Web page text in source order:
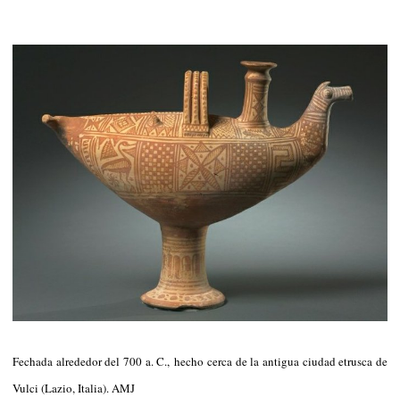
Fechada alrededor del 700 a. C., hecho cerca de la antigua ciudad etrusca de
Vulci (Lazio, Italia). AMJ